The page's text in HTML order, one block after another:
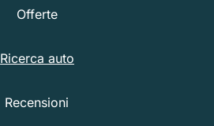
Offerte
Ricerca auto
Recensioni